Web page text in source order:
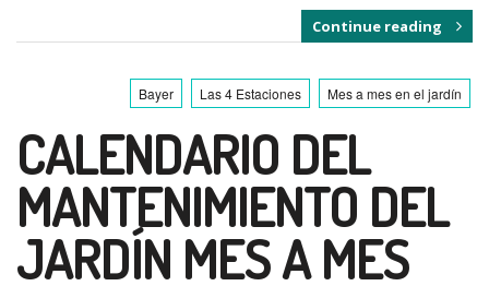
Continue reading
Bayer Las 4 Estaciones Mes a mes en el jardín
CALENDARIO DEL
MANTENIMIENTO DEL
JARDÍN MES A MES